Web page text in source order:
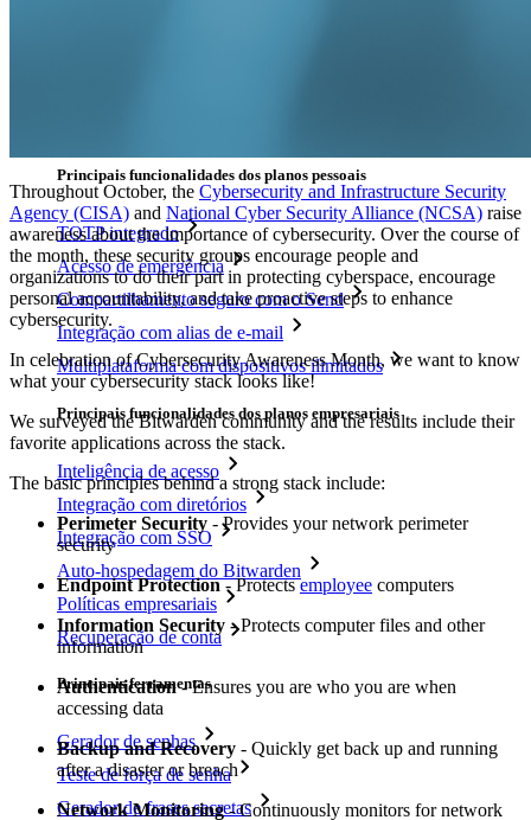
Principais funcionalidades dos planos pessoais
TOTP integrado
Acesso de emergência
Compartilhamento seguro com o Send
Integração com alias de e-mail
Multiplataforma com dispositivos ilimitados
Principais funcionalidades dos planos empresariais
Inteligência de acesso
Integração com diretórios
Integração com SSO
Auto-hospedagem do Bitwarden
Políticas empresariais
Recuperação de conta
Principais ferramentas
Gerador de senhas
Teste de força de senha
Gerador de frases secretas
Throughout October, the Cybersecurity and Infrastructure Security
Agency (CISA) and National Cyber Security Alliance (NCSA) raise
awareness about the importance of cybersecurity. Over the course of
the month, these security groups encourage people and
organizations to do their part in protecting cyberspace, encourage
personal accountability, and take proactive steps to enhance
cybersecurity.
In celebration of Cybersecurity Awareness Month, we want to know
what your cybersecurity stack looks like!
We surveyed the Bitwarden community and the results include their
favorite applications across the stack.
The basic principles behind a strong stack include:
Perimeter Security - Provides your network perimeter
security
Endpoint Protection- Protectsemployee computers
Information Security - Protects computer files and other
information
Authentication- Ensures you are who you are when
accessing data
Backup and Recovery - Quickly get back up and running
after a disaster or breach
Network Monitoring- Continuously monitors for network